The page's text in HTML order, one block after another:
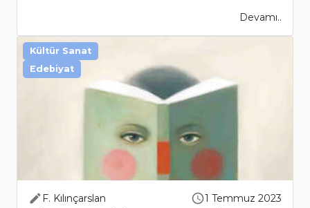
Devamı..
F. Kılınçarslan 1 Temmuz 2023
Kültür Sanat
Edebiyat